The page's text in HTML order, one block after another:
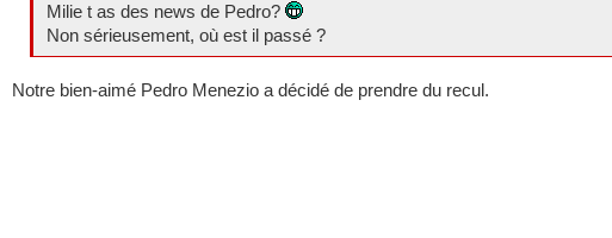
Milie t as des news de Pedro?
Non sérieusement, où est il passé ?
Notre bien-aimé Pedro Menezio a décidé de prendre du recul.